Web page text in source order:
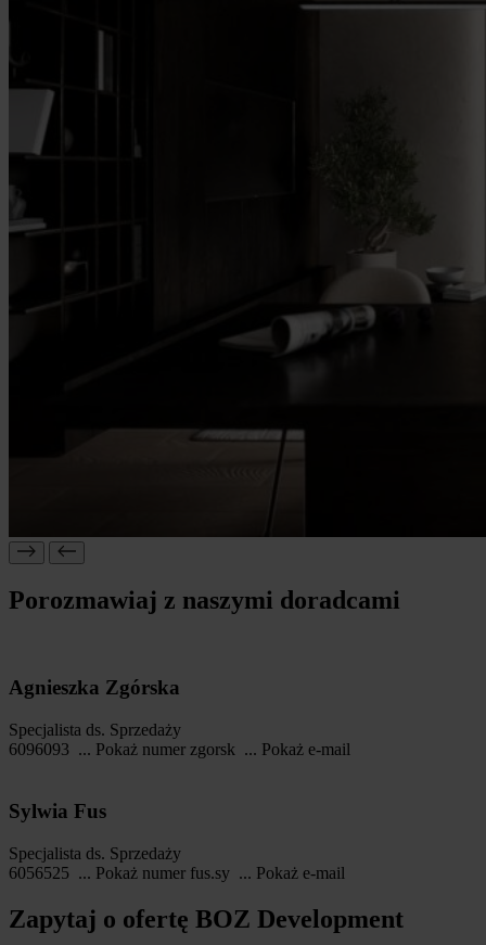
Porozmawiaj z naszymi doradcami
Agnieszka Zgórska
Specjalista ds. Sprzedaży
6096093 ... Pokaż numer zgorsk ... Pokaż e-mail
Sylwia Fus
Specjalista ds. Sprzedaży
6056525 ... Pokaż numer fus.sy ... Pokaż e-mail
Zapytaj o ofertę BOZ Development